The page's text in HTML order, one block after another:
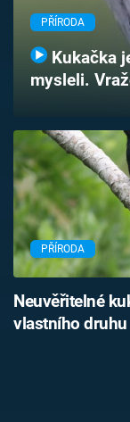
Časopis
Sledujte
Sledujte nás
PŘÍRODA
Kukačka
mysleli.
PŘÍRODA
Neuvěřitelné
vlastního druhu